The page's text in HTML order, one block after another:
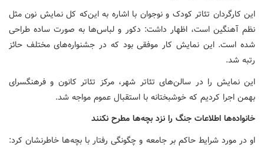
این کارگردان تئاتر کودک و نوجوان با اشاره به این‌که کل نمایش نون مثل
نظم آهنگین است، اظهار داشت: دکور و لباس‌ها به صورت ساده طراحی
شده است. این نمایش کار موفقی بود که در جشنواره‌های مختلف حائز
رتبه شد.
این نمایش را در سالن‌های تئاتر شهر، مرکز تئاتر کانون و فرهنگسرای
بهمن اجرا کردیم که خوشبختانه با استقبال عموم مواجه شد.
خانواده‌ها اطلاعات جنگ را نزد بچه‌ها مطرح نکنند
او در مورد شرایط حاکم بر جامعه و چگونگی رفتار با بچه‌ها خاطرنشان کرد: